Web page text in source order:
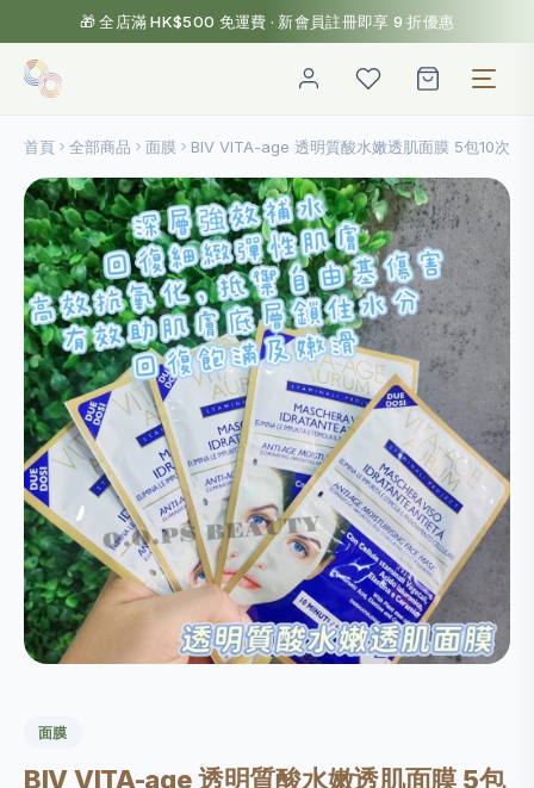
🎁 全店滿 HK$500 免運費 · 新會員註冊即享 9 折優惠
首頁 全部商品 面膜 BlV VITA-age 透明質酸水嫩透肌面膜 5包10次
面膜
BlV VITA-age 透明質酸水嫩透肌面膜 5包